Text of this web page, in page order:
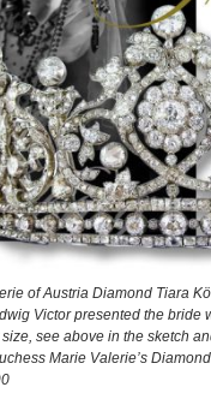
of Austria Diamond Tiara
Victor presented the bride
see above in the sketch
Marie Valerie’s